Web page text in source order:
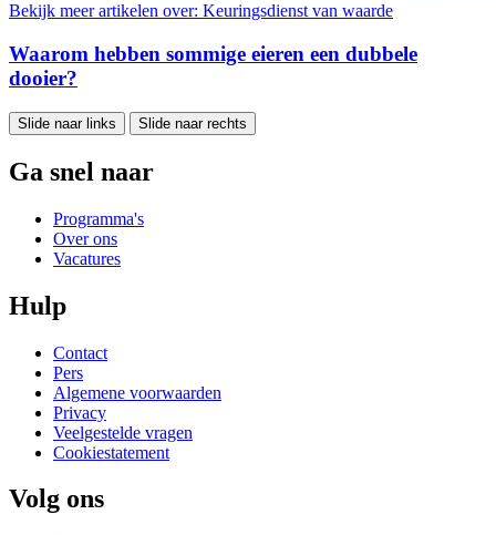
Bekijk meer artikelen over: Keuringsdienst van waarde
Waarom hebben sommige eieren een dubbele
dooier?
Slide naar links Slide naar rechts
Ga snel naar
Programma's
Over ons
Vacatures
Hulp
Contact
Pers
Algemene voorwaarden
Privacy
Veelgestelde vragen
Cookiestatement
Volg ons